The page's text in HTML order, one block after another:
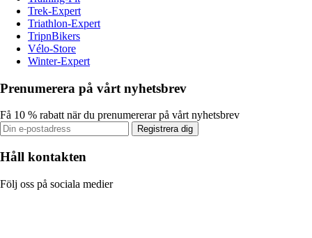
Trek-Expert
Triathlon-Expert
TripnBikers
Vélo-Store
Winter-Expert
Prenumerera på vårt nyhetsbrev
Få 10 % rabatt när du prenumererar på vårt nyhetsbrev
Registrera dig
Håll kontakten
Följ oss på sociala medier